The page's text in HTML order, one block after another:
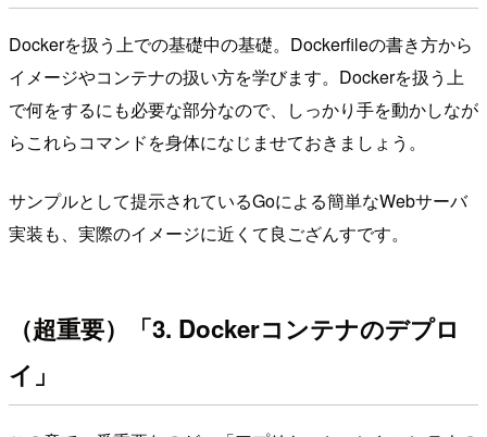
Dockerを扱う上での基礎中の基礎。Dockerfileの書き方から
イメージやコンテナの扱い方を学びます。Dockerを扱う上
で何をするにも必要な部分なので、しっかり手を動かしなが
らこれらコマンドを身体になじませておきましょう。
サンプルとして提示されているGoによる簡単なWebサーバ
実装も、実際のイメージに近くて良ござんすです。
（超重要）「3. Dockerコンテナのデプロ
イ」